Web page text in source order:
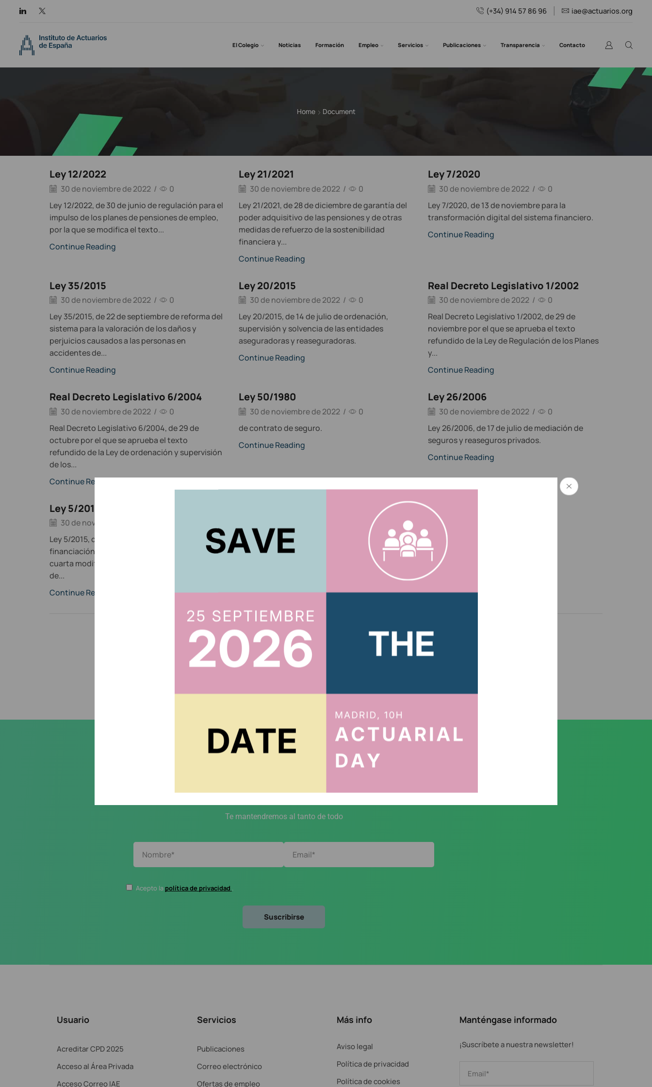
(+34) 914 57 86 96 iae@actuarios.org
El Colegio Noticias Formación Empleo Servicios Publicaciones Transparencia Contacto
Home Document
Ley 12/2022
30 de noviembre de 2022 /
0
Ley 12/2022, de 30 de junio de regulación para el
impulso de los planes de pensiones de empleo,
por la que se modifica el texto...
Continue Reading
Ley 21/2021
30 de noviembre de 2022 /
0
Ley 21/2021, de 28 de diciembre de garantía del
poder adquisitivo de las pensiones y de otras
medidas de refuerzo de la sostenibilidad
financiera y...
Continue Reading
Ley 7/2020
30 de noviembre de 2022 /
0
Ley 7/2020, de 13 de noviembre para la
transformación digital del sistema financiero.
Continue Reading
Ley 35/2015
30 de noviembre de 2022 /
0
Ley 35/2015, de 22 de septiembre de reforma del
sistema para la valoración de los daños y
perjuicios causados a las personas en
accidentes de...
Continue Reading
Ley 20/2015
30 de noviembre de 2022 /
0
Ley 20/2015, de 14 de julio de ordenación,
supervisión y solvencia de las entidades
aseguradoras y reaseguradoras.
Continue Reading
Real Decreto Legislativo 1/2002
30 de noviembre de 2022 /
0
Real Decreto Legislativo 1/2002, de 29 de
noviembre por el que se aprueba el texto
refundido de la Ley de Regulación de los Planes
y...
Continue Reading
Real Decreto Legislativo 6/2004
30 de noviembre de 2022 /
0
Real Decreto Legislativo 6/2004, de 29 de
octubre por el que se aprueba el texto
refundido de la Ley de ordenación y supervisión
de los...
Continue Reading
Ley 50/1980
30 de noviembre de 2022 /
0
de contrato de seguro.
Continue Reading
Ley 26/2006
30 de noviembre de 2022 /
0
Ley 26/2006, de 17 de julio de mediación de
seguros y reaseguros privados.
Continue Reading
Ley 5/2015
30 de noviembre de 2022
Ley 5/2015, de 27 de abril de fomento de la
financiación empresarial. (La disposición final
cuarta modifica el artículo 25 de la Ley 26/2006,
de...
Continue Reading
Showing 1–10 of 20 posts
1
Suscríbete al boletín
Te mantendremos al tanto de todo
Acepto la política de privacidad .
Usuario
Acreditar CPD 2025
Acceso al Área Privada
Acceso Correo IAE
Servicios
Publicaciones
Correo electrónico
Ofertas de empleo
Más info
Aviso legal
Política de privacidad
Política de cookies
Manténgase informado
¡Suscríbete a nuestra newsletter!